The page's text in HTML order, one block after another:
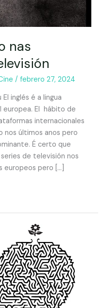
nas
/febrero 27, 2024
inglés é a lingua
europea. El hábito de
internacionales
nos últimos anos pero
É certo que
de televisión nos
europeos pero […]